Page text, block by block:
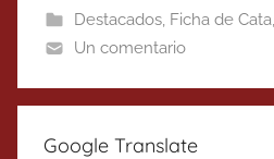
Destacados, Ficha de Cata,
Un comentario
Google Translate